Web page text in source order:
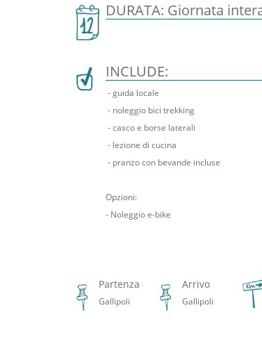
DURATA: Giornata
INCLUDE:
- guida locale
- noleggio bici trekking
- casco e borse laterali
- lezione di cucina
- pranzo con bevande incluse
Opzioni:
- Noleggio e-bike
Partenza
Gallipoli
Arrivo
Gallipoli